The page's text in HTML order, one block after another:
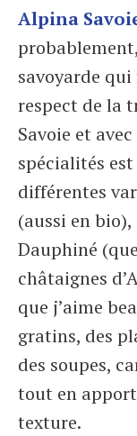
Alpina
savoyarde
respect de la
Savoie et
spécialités est
différentes
(aussi en
Dauphiné
châtaignes
que j’aime
gratins, des
des soupes,
tout en
texture.